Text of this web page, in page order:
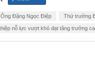
Ông Đặng Ngọc Điệp Thứ trưởng
nỗ lực vượt khó đạt tăng trưởng